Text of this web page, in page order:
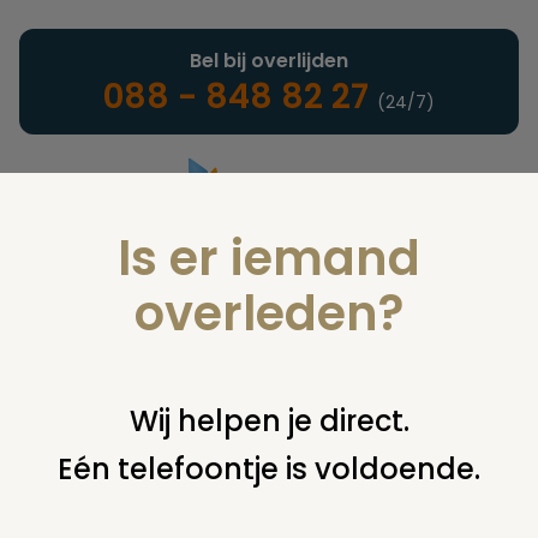
Landelijke uitvaartonderneming
Bel bij overlijden
088 - 848 82 27 (24/7)
U bent hier: home juridisch begraven overig begraven /
pachter graf, toegang kerkhof en
Is er iemand
overleden?
Wij helpen je direct.
Eén telefoontje is voldoende.